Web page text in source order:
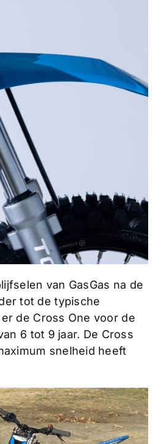
van GasGas na de
tot de typische
de Cross One voor de
6 tot 9 jaar. De Cross
snelheid heeft